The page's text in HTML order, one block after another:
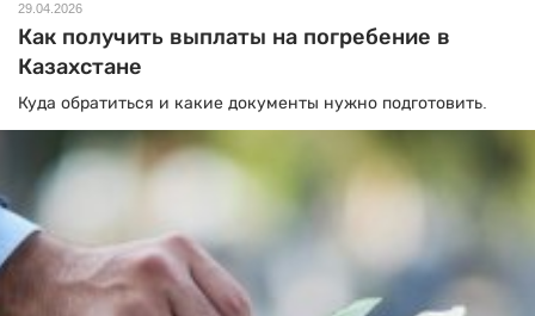
29.04.2026
Как получить выплаты на погребение в
Казахстане
Куда обратиться и какие документы нужно подготовить.